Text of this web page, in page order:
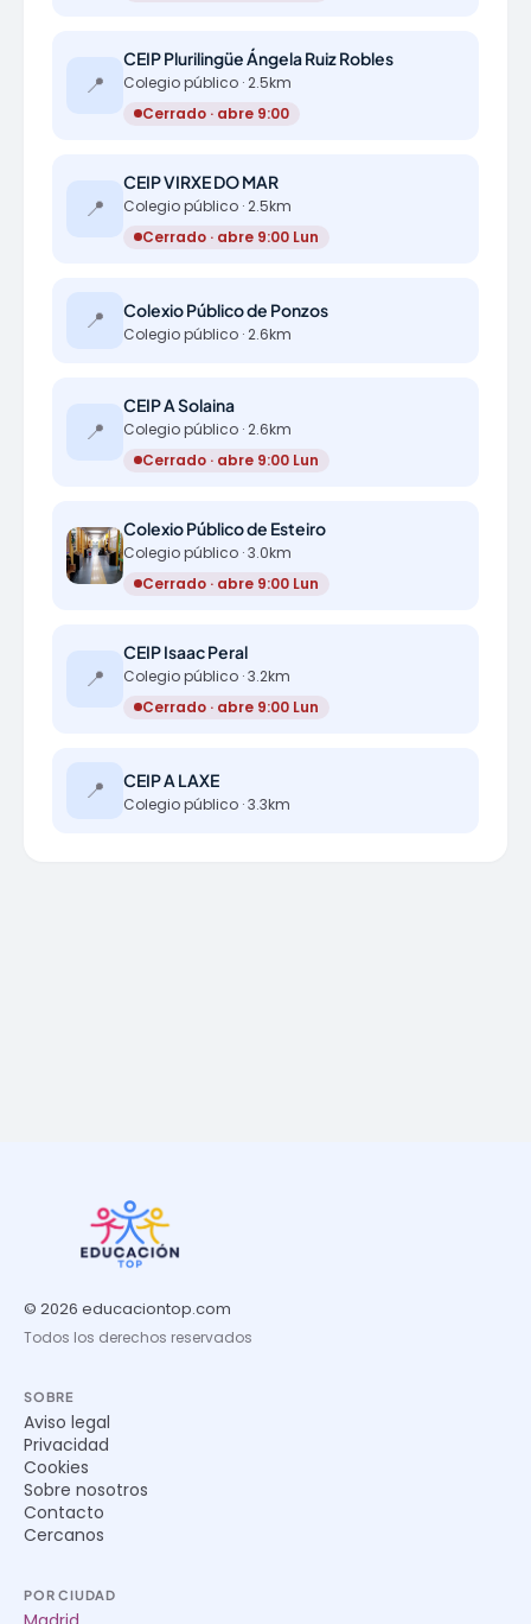
📍
CEIP Plurilingüe Ángela Ruiz Robles
Colegio público · 2.5km
Cerrado · abre 9:00
📍
CEIP VIRXE DO MAR
Colegio público · 2.5km
Cerrado · abre 9:00 Lun
📍 Colexio Público de Ponzos
Colegio público · 2.6km
📍
CEIP A Solaina
Colegio público · 2.6km
Cerrado · abre 9:00 Lun
Colexio Público de Esteiro
Colegio público · 3.0km
Cerrado · abre 9:00 Lun
📍
CEIP Isaac Peral
Colegio público · 3.2km
Cerrado · abre 9:00 Lun
📍 CEIP A LAXE
Colegio público · 3.3km
© 2026 educaciontop.com
Todos los derechos reservados
SOBRE
Aviso legal
Privacidad
Cookies
Sobre nosotros
Contacto
Cercanos
POR CIUDAD